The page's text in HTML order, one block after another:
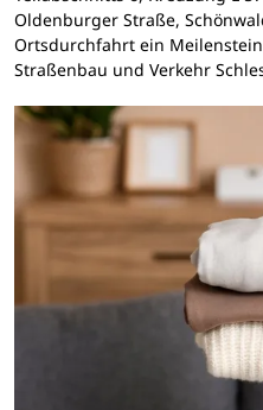
Oldenburger Straße,
Ortsdurchfahrt ein
Straßenbau und Verkehr